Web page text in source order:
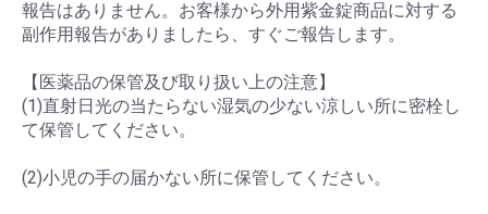
報告はありません。お客様から外用紫金錠商品に対する
副作用報告がありましたら、すぐご報告します。
【医薬品の保管及び取り扱い上の注意】
(1)直射日光の当たらない湿気の少ない涼しい所に密栓し
て保管してください。
(2)小児の手の届かない所に保管してください。